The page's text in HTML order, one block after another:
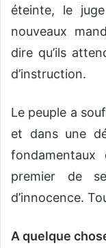
éteinte, le
nouveaux
dire qu’ils
d’instruction.
Le peuple a
et dans une
premier de
d’innocence.
A quelque